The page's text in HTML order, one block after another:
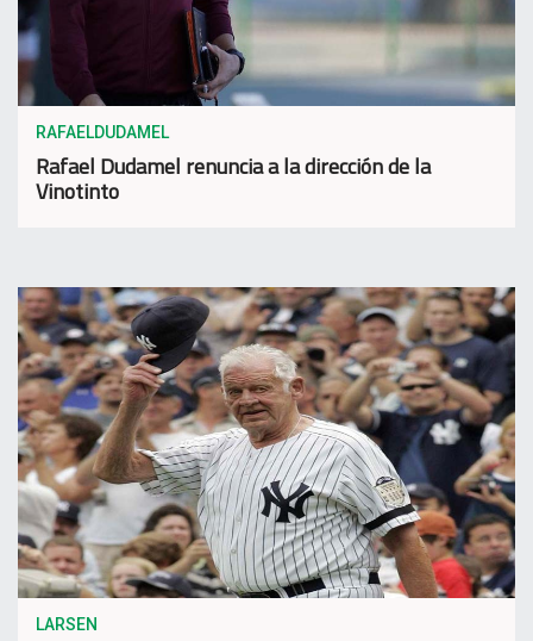
RAFAELDUDAMEL
Rafael Dudamel renuncia a la dirección de la
Vinotinto
LARSEN